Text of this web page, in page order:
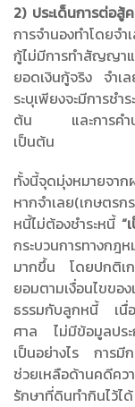
2) ประเด็นการต่อสู้
การจำนองทำโดยจ
กู้ไม่มีการทำสัญญาแ
ยอดเงินกู้จริง จำเ
ระบุเพียงจะมีการชำ
ต้น และการคำนว
เป็นต้น
ทั้งนี้จุดมุ่งหมายจาก
หากจำเลย(เกษตร
หนี้ไม่ต้องชำระหนี้ “
กระบวนการทางกฎ
มากขึ้น โดยปกติเ
ยอมตามเงื่อนไขข
ธรรมกับลูกหนี้ เนื่อ
ศาล ไม่มีข้อมูลประ
เป็นอย่างไร การมี
ช่วยเหลือด้านคดีคว
รักษาที่ดินทำกินไว้ได้